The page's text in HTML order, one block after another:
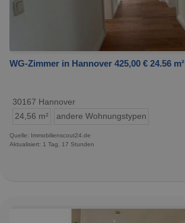
WG-Zimmer in Hannover 425,00 € 24.56 m²
30167 Hannover
24,56 m²
andere Wohnungstypen
Quelle: Immobilienscout24.de
Aktualisiert: 1 Tag, 17 Stunden